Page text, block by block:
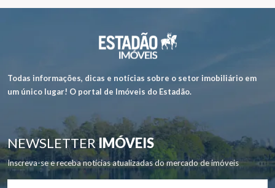
Todas informações, dicas e notícias sobre o setor imobiliário em
um único lugar! O portal de Imóveis do Estadão.
NEWSLETTERIMÓVEIS
Inscreva-se e receba notícias atualizadas do mercado de imóveis